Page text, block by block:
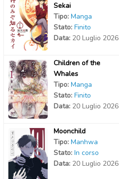
Sekai
Tipo: Manga
Stato: Finito
Data: 20 Luglio 2026
Children of the
Whales
Tipo: Manga
Stato: Finito
Data: 20 Luglio 2026
Moonchild
Tipo: Manhwa
Stato: In corso
Data: 20 Luglio 2026